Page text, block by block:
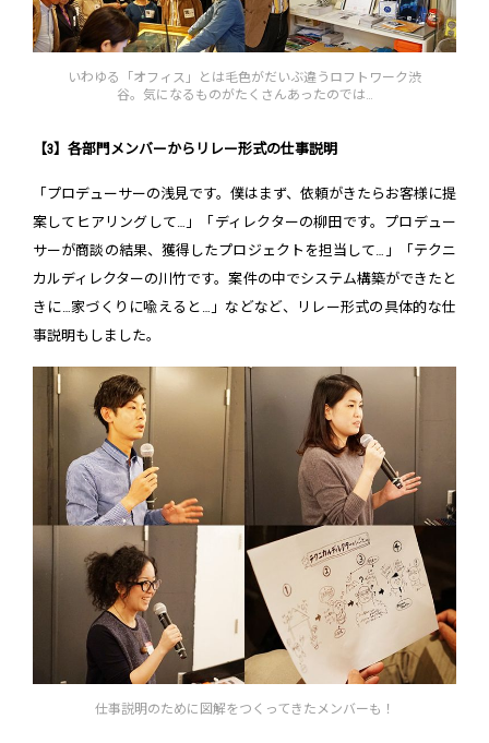
いわゆる「オフィス」とは毛色がだいぶ違うロフトワーク渋
谷。気になるものがたくさんあったのでは…
【3】各部門メンバーからリレー形式の仕事説明
「プロデューサーの浅見です。僕はまず、依頼がきたらお客様に提
案してヒアリングして…」「ディレクターの柳田です。プロデュー
サーが商談の結果、獲得したプロジェクトを担当して…」「テクニ
カルディレクターの川竹です。案件の中でシステム構築ができたと
きに…家づくりに喩えると…」などなど、リレー形式の具体的な仕
事説明もしました。
仕事説明のために図解をつくってきたメンバーも！